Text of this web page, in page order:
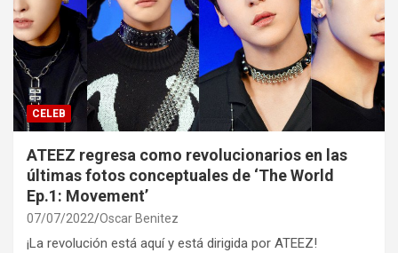
CELEB
ATEEZ regresa como revolucionarios en las
últimas fotos conceptuales de ‘The World
Ep.1: Movement’
07/07/2022 Oscar Benitez
¡La revolución está aquí y está dirigida por ATEEZ!